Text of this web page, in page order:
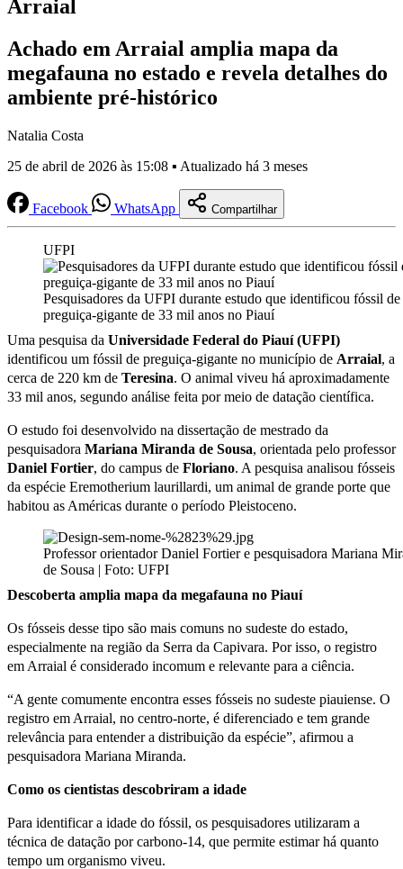
Arraial
Achado em Arraial amplia mapa da
megafauna no estado e revela detalhes do
ambiente pré-histórico
Natalia Costa
25 de abril de 2026 às 15:08 ▪ Atualizado há 3 meses
Facebook WhatsApp Compartilhar
UFPI
Pesquisadores da UFPI durante estudo que identificou fóssil de
preguiça-gigante de 33 mil anos no Piauí
Uma pesquisa da Universidade Federal do Piauí (UFPI)
identificou um fóssil de preguiça-gigante no município de Arraial, a
cerca de 220 km de Teresina. O animal viveu há aproximadamente
33 mil anos, segundo análise feita por meio de datação científica.
O estudo foi desenvolvido na dissertação de mestrado da
pesquisadora Mariana Miranda de Sousa, orientada pelo professor
Daniel Fortier, do campus de Floriano. A pesquisa analisou fósseis
da espécie Eremotherium laurillardi, um animal de grande porte que
habitou as Américas durante o período Pleistoceno.
Professor orientador Daniel Fortier e pesquisadora Mariana
de Sousa | Foto: UFPI
Descoberta amplia mapa da megafauna no Piauí
Os fósseis desse tipo são mais comuns no sudeste do estado,
especialmente na região da Serra da Capivara. Por isso, o registro
em Arraial é considerado incomum e relevante para a ciência.
“A gente comumente encontra esses fósseis no sudeste piauiense. O
registro em Arraial, no centro-norte, é diferenciado e tem grande
relevância para entender a distribuição da espécie”, afirmou a
pesquisadora Mariana Miranda.
Como os cientistas descobriram a idade
Para identificar a idade do fóssil, os pesquisadores utilizaram a
técnica de datação por carbono-14, que permite estimar há quanto
tempo um organismo viveu.